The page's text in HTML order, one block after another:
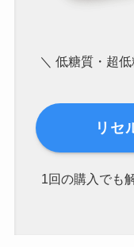
＼ 低糖質・超
リセ
1回の購入でも